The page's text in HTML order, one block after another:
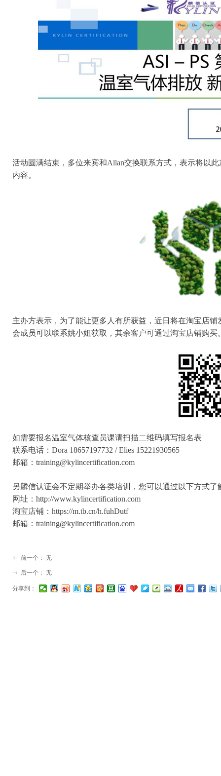
活动圆满结束，多位来宾和Allan交换联系方式，表示将以
内容。
主办方表示，为了能让更多人有所获益，近日将在淘宝店
会成员可以联系姚小姐获取，其余客户可通过淘宝店铺购买
如需要报名温室气体核查员课请扫描二维码填写报名表
联系电话：Dora 18657197732 / Elies 15221930565
邮箱 ：training@kylincertification.com
另麟信认证会不定期举办各类培训，您可以通过以下方式了
网址：http://www.kylincertification.com
淘宝店铺：https://m.tb.cn/h.fuhDutf
邮箱：training@kylincertification.com
ꂃ 前一个： 无
ꁹ 后一个： 无
分享到：